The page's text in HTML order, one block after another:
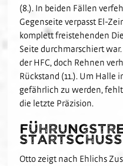
(8.). In beiden Fällen
Gegenseite verpasst El-
komplett freistehenden
Seite durchmarschiert
der HFC, doch Rehnen
Rückstand (11.). Um Halle
gefährlich zu werden,
die letzte Präzision.
Startschuss
Otto zeigt nach Ehlichs